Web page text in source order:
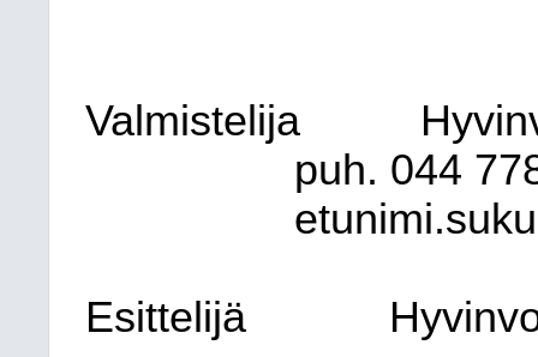
Valmistelija
puh. 044
Esittelijä